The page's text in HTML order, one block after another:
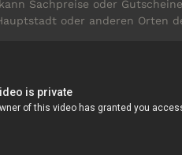
Sachpreise oder
oder anderen Orten